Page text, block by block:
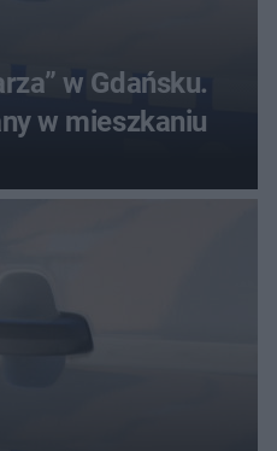
w Gdańsku.
w mieszkaniu